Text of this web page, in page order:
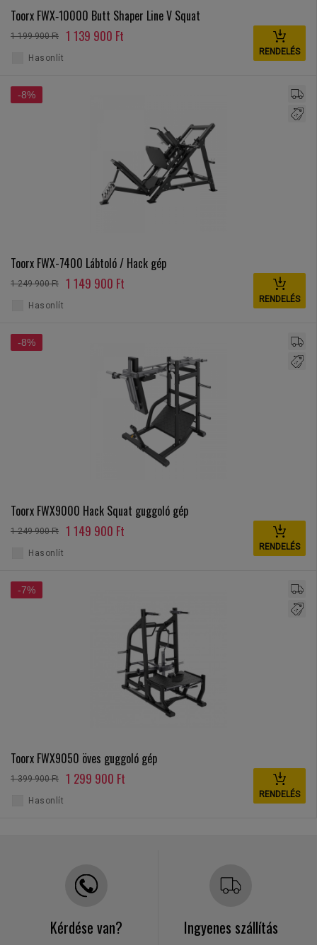
Toorx FWX‑10000 Butt Shaper Line V Squat
1 199 900 Ft 1 139 900 Ft
RENDELÉS
Hasonlít
-8%
Toorx FWX-7400 Lábtoló / Hack gép
1 249 900 Ft 1 149 900 Ft
RENDELÉS
Hasonlít
-8%
Toorx FWX9000 Hack Squat guggoló gép
1 249 900 Ft 1 149 900 Ft
RENDELÉS
Hasonlít
-7%
Toorx FWX9050 öves guggoló gép
1 399 900 Ft 1 299 900 Ft
RENDELÉS
Hasonlít
Kérdése van? Ingyenes szállítás